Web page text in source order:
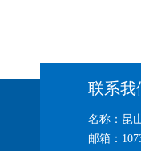
联系我
名称：昆
邮箱：